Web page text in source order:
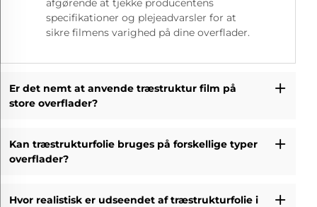
afgørende at tjekke producentens
specifikationer og plejeadvarsler for at
sikre filmens varighed på dine overflader.
Er det nemt at anvende træstruktur film på
store overflader?
Kan træstrukturfolie bruges på forskellige typer
overflader?
Hvor realistisk er udseendet af træstrukturfolie i